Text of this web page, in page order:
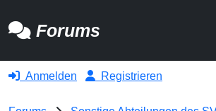
Forums
Anmelden Registrieren